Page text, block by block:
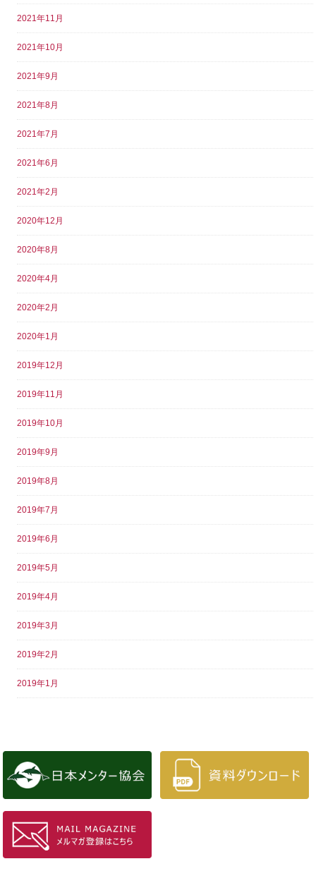
2021年11月
2021年10月
2021年9月
2021年8月
2021年7月
2021年6月
2021年2月
2020年12月
2020年8月
2020年4月
2020年2月
2020年1月
2019年12月
2019年11月
2019年10月
2019年9月
2019年8月
2019年7月
2019年6月
2019年5月
2019年4月
2019年3月
2019年2月
2019年1月